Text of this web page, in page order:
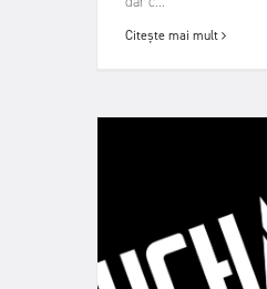
Citește mai mult